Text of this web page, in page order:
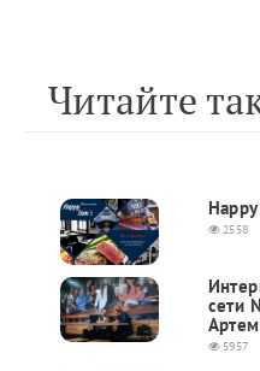
Читайте
2558
сети
5957